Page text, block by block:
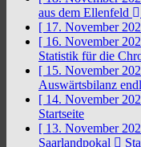
aus dem Ellenfeld
[ 17. November
[ 16. November
Statistik für die
[ 15. November
Auswärtsbilanz
[ 14. November
Startseite
[ 13. November
Saarlandpokal